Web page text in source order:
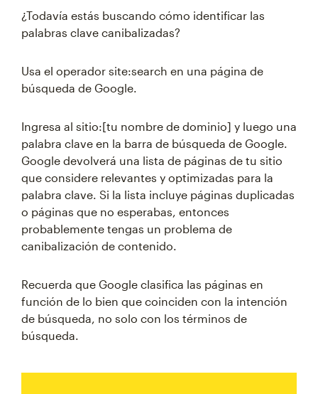
¿Todavía estás buscando cómo identificar las
palabras clave canibalizadas?
Usa el operador site:search en una página de
búsqueda de Google.
Ingresa al sitio:[tu nombre de dominio] y luego una
palabra clave en la barra de búsqueda de Google.
Google devolverá una lista de páginas de tu sitio
que considere relevantes y optimizadas para la
palabra clave. Si la lista incluye páginas duplicadas
o páginas que no esperabas, entonces
probablemente tengas un problema de
canibalización de contenido.
Recuerda que Google clasifica las páginas en
función de lo bien que coinciden con la intención
de búsqueda, no solo con los términos de
búsqueda.